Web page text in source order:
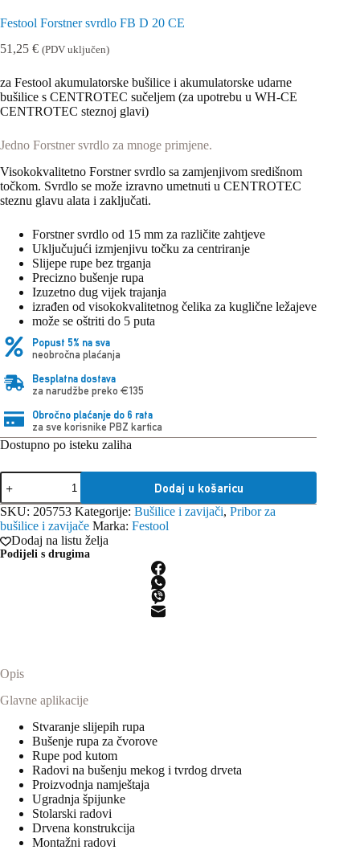
Festool Forstner svrdlo FB D 20 CE
51,25 € (PDV uključen)
za Festool akumulatorske bušilice i akumulatorske udarne
bušilice s CENTROTEC sučeljem (za upotrebu u WH-CE
CENTROTEC steznoj glavi)
Jedno Forstner svrdlo za mnoge primjene.
Visokokvalitetno Forstner svrdlo sa zamjenjivom središnom
točkom. Svrdlo se može izravno umetnuti u CENTROTEC
steznu glavu alata i zaključati.
Forstner svrdlo od 15 mm za različite zahtjeve
Uključujući izmjenjivu točku za centriranje
Slijepe rupe bez trganja
Precizno bušenje rupa
Izuzetno dug vijek trajanja
izrađen od visokokvalitetnog čelika za kuglične ležajeve
može se oštriti do 5 puta
Popust 5% na sva
neobročna plaćanja
Besplatna dostava
za narudžbe preko €135
Obročno plaćanje do 6 rata
za sve korisnike PBZ kartica
Dostupno po isteku zaliha
Festool
Forstner
svrdlo
FB
D
20
CE
Dodaj u košaricu
SKU: 205753 Kategorije: Bušilice i zavijači, Pribor za
bušilice i zavijače Marka: Festool
Dodaj na listu želja
Podijeli s drugima
Opis
Glavne aplikacije
Stvaranje slijepih rupa
Bušenje rupa za čvorove
Rupe pod kutom
Radovi na bušenju mekog i tvrdog drveta
Proizvodnja namještaja
Ugradnja špijunke
Stolarski radovi
Drvena konstrukcija
Montažni radovi